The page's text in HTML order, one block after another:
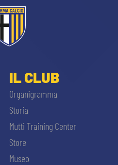
IL CLUB
Organigramma
Storia
Mutti Training Center
Store
Museo
E SALVA